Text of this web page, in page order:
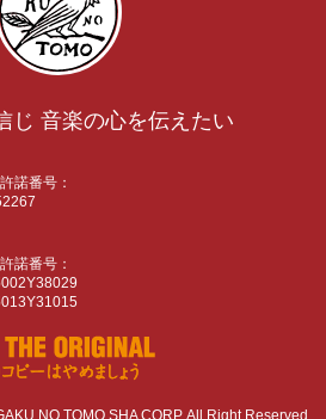
じ 音楽の心を伝えたい
諾番号：
諾番号：
NO TOMO SHA CORP. All Right Reserved.